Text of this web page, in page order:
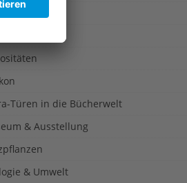
Türen in die Bücherwelt
& Ausstellung
& Umwelt